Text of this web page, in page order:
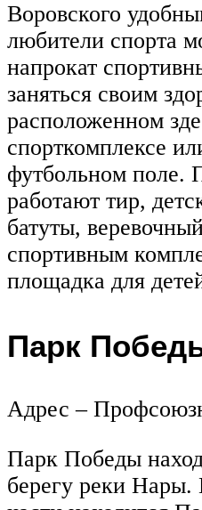
Воровского
любители спорта
напрокат
заняться своим
расположенном
спорткомплексе
футбольном поле.
работают тир,
батуты,
спортивным
площадка для
Парк
Адрес –
Парк Победы
берегу реки Нары.